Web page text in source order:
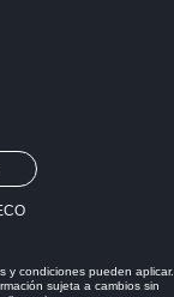
y condiciones pueden aplicar.
sujeta a cambios sin